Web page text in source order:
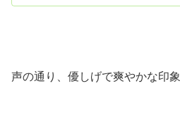
声の通り、優しげで爽やかな印